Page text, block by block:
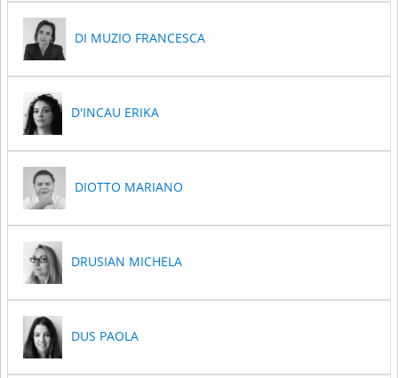
DI MUZIO FRANCESCA
D'INCAU ERIKA
DIOTTO MARIANO
DRUSIAN MICHELA
DUS PAOLA